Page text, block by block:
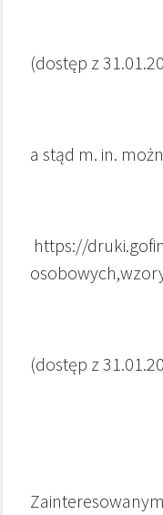
(dostęp z
a stąd m. in.
https://
(dostęp z